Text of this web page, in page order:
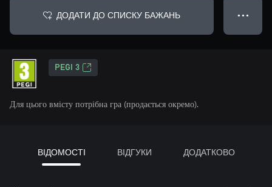
ДОДАТИ ДО СПИСКУ БАЖАНЬ ● ● ●
PEGI 3
Для цього вмісту потрібна гра (продається окремо).
ВІДОМОСТІ ВІДГУКИ ДОДАТКОВО